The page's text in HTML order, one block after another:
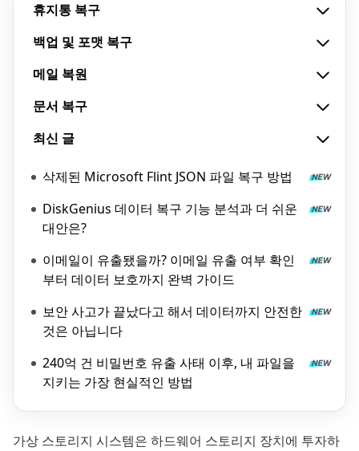
휴지통 복구
백업 및 포맷 복구
메일 복원
문서 복구
최신 글
삭제된 Microsoft Flint JSON 파일 복구 방법
DiskGenius 데이터 복구 기능 분석과 더 쉬운
대안은?
이메일이 유출됐을까? 이메일 유출 여부 확인
부터 데이터 보호까지 완벽 가이드
보안 사고가 끝났다고 해서 데이터까지 안전한
것은 아닙니다
240억 건 비밀번호 유출 사태 이후, 내 파일을
지키는 가장 현실적인 방법
가상 스토리지 시스템은 하드웨어 스토리지 장치에 투자하